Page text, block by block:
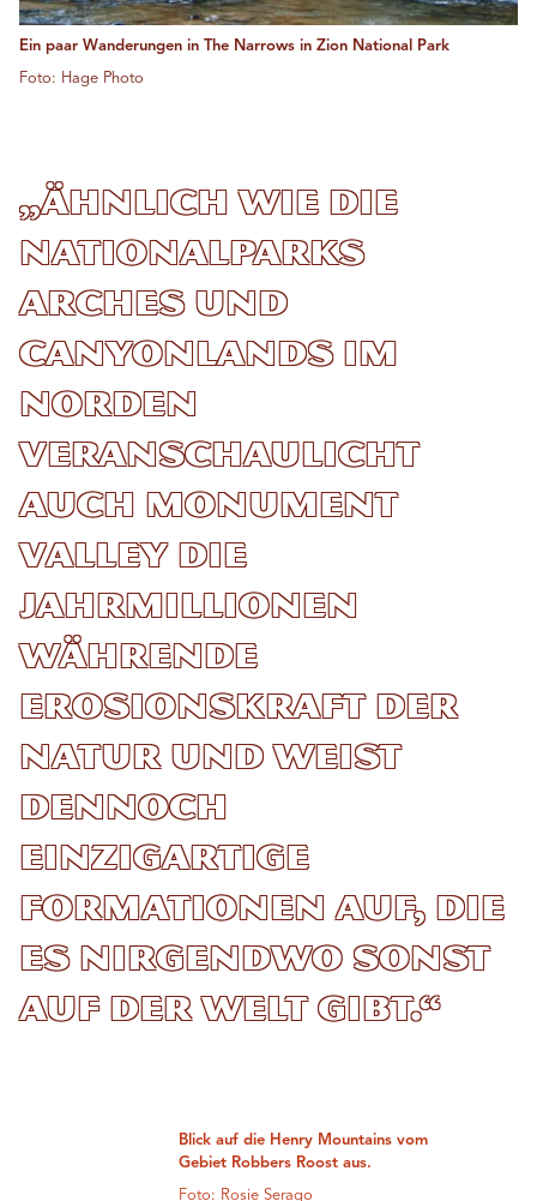
Ein paar Wanderungen in The Narrows in Zion National Park
Foto: Hage Photo
„Ähnlich wie die
Nationalparks
Arches und
Canyonlands im
Norden
veranschaulicht
auch Monument
Valley die
Jahrmillionen
währende
Erosionskraft der
Natur und weist
dennoch
einzigartige
Formationen auf, die
es nirgendwo sonst
auf der Welt gibt.“
Blick auf die Henry Mountains vom
Gebiet Robbers Roost aus.
Foto: Rosie Serago